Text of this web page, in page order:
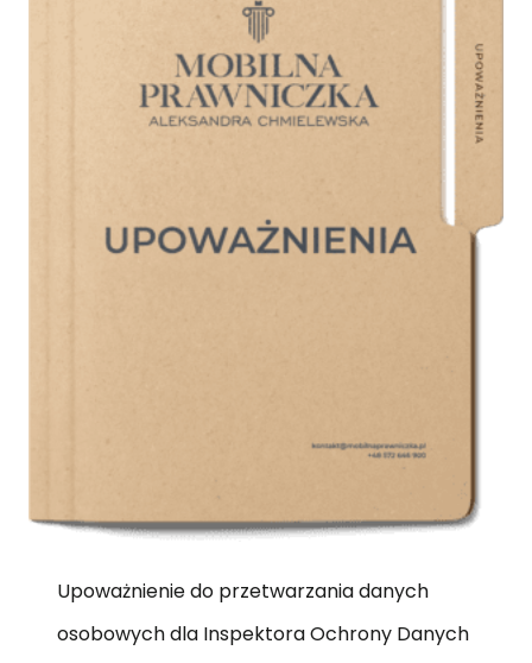
Upoważnienie do przetwarzania danych
osobowych dla Inspektora Ochrony Danych